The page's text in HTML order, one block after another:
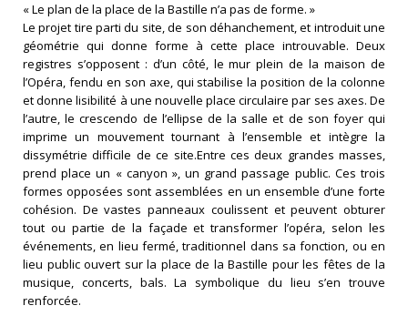
« Le plan de la place de la Bastille n’a pas de forme. »
Le projet tire parti du site, de son déhanchement, et introduit une
géométrie qui donne forme à cette place introuvable. Deux
registres s’opposent : d’un côté, le mur plein de la maison de
l’Opéra, fendu en son axe, qui stabilise la position de la colonne
et donne lisibilité à une nouvelle place circulaire par ses axes. De
l’autre, le crescendo de l’ellipse de la salle et de son foyer qui
imprime un mouvement tournant à l’ensemble et intègre la
dissymétrie difficile de ce site.Entre ces deux grandes masses,
prend place un « canyon », un grand passage public. Ces trois
formes opposées sont assemblées en un ensemble d’une forte
cohésion. De vastes panneaux coulissent et peuvent obturer
tout ou partie de la façade et transformer l’opéra, selon les
événements, en lieu fermé, traditionnel dans sa fonction, ou en
lieu public ouvert sur la place de la Bastille pour les fêtes de la
musique, concerts, bals. La symbolique du lieu s’en trouve
renforcée.